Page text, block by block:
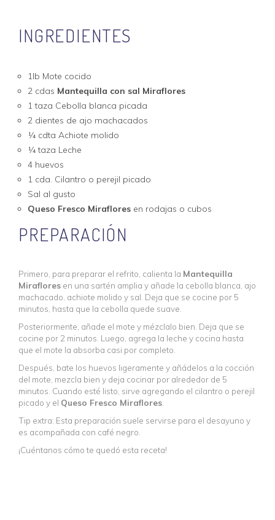
INGREDIENTES
1lb Mote cocido
2 cdas Mantequilla con sal Miraflores
1 taza Cebolla blanca picada
2 dientes de ajo machacados
¼ cdta Achiote molido
¼ taza Leche
4 huevos
1 cda. Cilantro o perejil picado
Sal al gusto
Queso Fresco Miraflores en rodajas o cubos
PREPARACIÓN
Primero, para preparar el refrito, calienta la Mantequilla
Miraflores en una sartén amplia y añade la cebolla blanca, ajo
machacado, achiote molido y sal. Deja que se cocine por 5
minutos, hasta que la cebolla quede suave.
Posteriormente, añade el mote y mézclalo bien. Deja que se
cocine por 2 minutos. Luego, agrega la leche y cocina hasta
que el mote la absorba casi por completo.
Después, bate los huevos ligeramente y añádelos a la cocción
del mote, mezcla bien y deja cocinar por alrededor de 5
minutos. Cuando esté listo, sirve agregando el cilantro o perejil
picado y el Queso Fresco Miraflores
Tip extra: Esta preparación suele servirse para el desayuno y
es acompañada con café negro.
¡Cuéntanos cómo te quedó esta receta!